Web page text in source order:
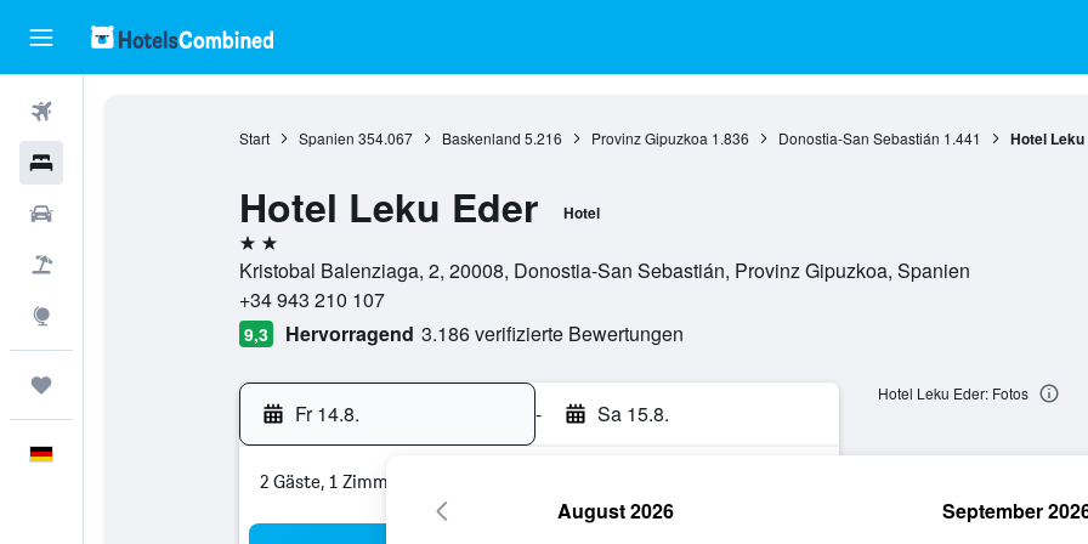
Start Spanien 354.067 Baskenland 5.216 Provinz Gipuzkoa 1.836 Donostia-San Sebastián 1.441 Hotel Leku
Hotel Leku Eder Hotel
2 Sterne
Kristobal Balenziaga, 2, 20008, Donostia-San Sebastián, Provinz Gipuzkoa, Spanien
+34 943 210 107
9,3 Hervorragend 3.186 verifizierte Bewertungen
Fr 14.8. - Sa 15.8.
2 Gäste, 1 Zimmer
Hotel Leku Eder: Fotos
August 2026 September